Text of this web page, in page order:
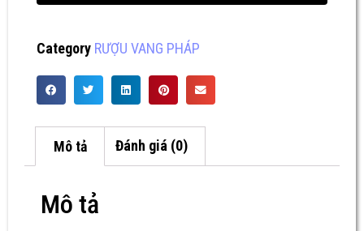
Category RƯỢU VANG PHÁP
Mô tả Đánh giá (0)
Mô tả